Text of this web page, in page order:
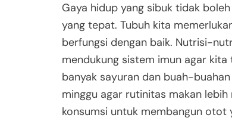
Gaya hidup yang sibuk tidak
yang tepat. Tubuh kita
berfungsi dengan baik. Nutrisi-
mendukung sistem imun agar
banyak sayuran dan buah-
minggu agar rutinitas makan
konsumsi untuk membangun otot